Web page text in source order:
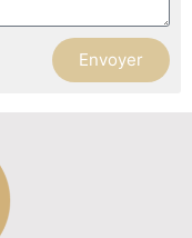
Envoyer